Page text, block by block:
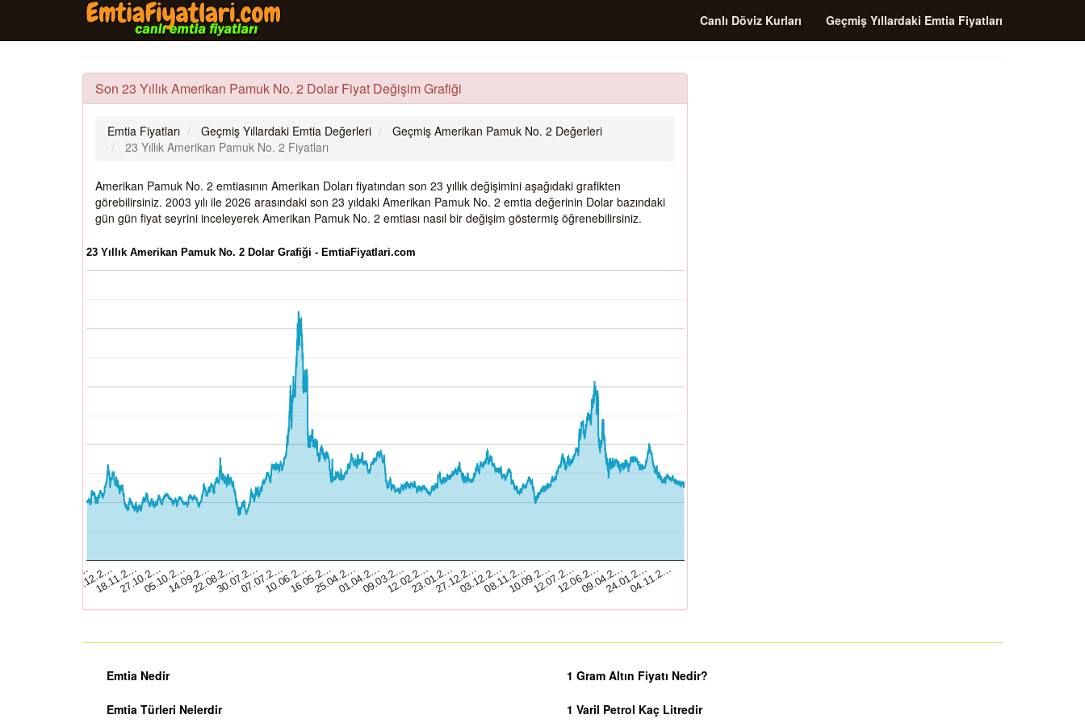
Canlı Döviz Kurları Geçmiş Yıllardaki Emtia Fiyatları
Son 23 Yıllık Amerikan Pamuk No. 2 Dolar Fiyat Değişim Grafiği
Emtia Fiyatları Geçmiş Yıllardaki Emtia Değerleri
Geçmiş Amerikan Pamuk No. 2 Değerleri
23 Yıllık Amerikan Pamuk No. 2 Fiyatları
Amerikan Pamuk No. 2 emtiasının Amerikan Doları fiyatından son 23 yıllık değişimini aşağıdaki grafikten
görebilirsiniz. 2003 yılı ile 2026 arasındaki son 23 yıldaki Amerikan Pamuk No. 2 emtia değerinin Dolar bazındaki
gün gün fiyat seyrini inceleyerek Amerikan Pamuk No. 2 emtiası nasıl bir değişim göstermiş öğrenebilirsiniz.
23 Yıllık Amerikan Pamuk No. 2 Dolar Grafiği - EmtiaFiyatlari.com
02.01.2…10.12.2…
18.11.2…27.10.2…05.10.2…14.09.2…22.08.2…30.07.2…07.07.2…10.06.2…16.05.2…25.04.2…01.04.2…09.03.2…12.02.2…23.01.2…27.12.2…03.12.2…08.11.2…10.09.2…12.07.2…12.06.2…09.04.2…24.01.2…04.11.2…
Emtia Nedir
Emtia Türleri Nelerdir
1 Gram Altın Fiyatı Nedir?
1 Varil Petrol Kaç Litredir